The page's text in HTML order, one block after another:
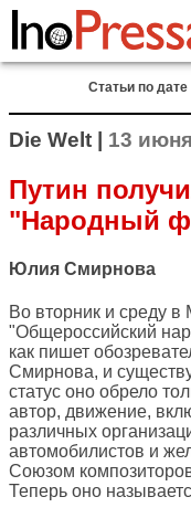
Статьи по дате
Die Welt | 13
Путин
"Народный
Юлия Смирнова
Во вторник и среду
"Общероссийский
как пишет
Смирнова, и
статус оно обрело
автор, движение,
различных
автомобилистов и
Союзом
Теперь оно